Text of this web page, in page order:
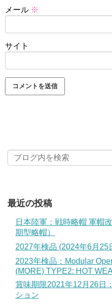
メール ※
サイト
最近の投稿
日本陸軍：戦時略帽 軍帽
期型略帽）
2027年検品 (2024年6月25
2023年検品：Modular
(MORE) TYPE2: HOT
賞味期限2021年12月26日
ション